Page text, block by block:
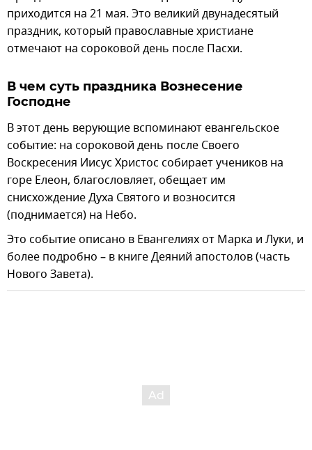
приходится на 21 мая. Это великий двунадесятый
праздник, который православные христиане
отмечают на сороковой день после Пасхи.
В чем суть праздника Вознесение
Господне
В этот день верующие вспоминают евангельское
событие: на сороковой день после Своего
Воскресения Иисус Христос собирает учеников на
горе Елеон, благословляет, обещает им
снисхождение Духа Святого и возносится
(поднимается) на Небо.
Это событие описано в Евангелиях от Марка и Луки, и
более подробно – в книге Деяний апостолов (часть
Нового Завета).